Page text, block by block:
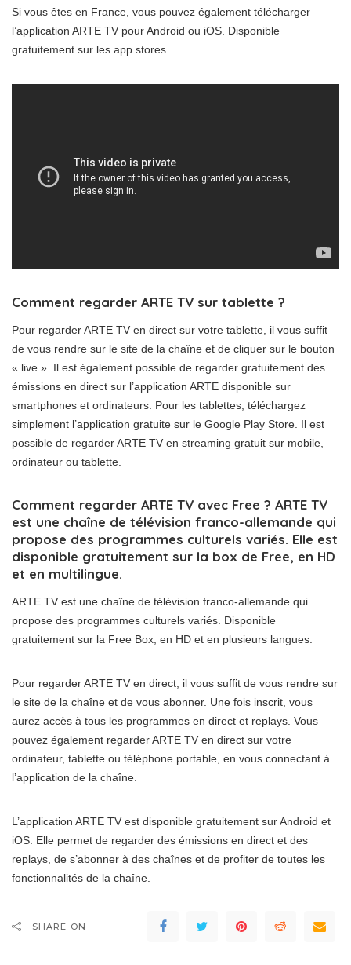
Si vous êtes en France, vous pouvez également télécharger
l’application ARTE TV pour Android ou iOS. Disponible
gratuitement sur les app stores.
Comment regarder ARTE TV sur tablette ?
Pour regarder ARTE TV en direct sur votre tablette, il vous suffit
de vous rendre sur le site de la chaîne et de cliquer sur le bouton
« live ». Il est également possible de regarder gratuitement des
émissions en direct sur l’application ARTE disponible sur
smartphones et ordinateurs. Pour les tablettes, téléchargez
simplement l’application gratuite sur le Google Play Store. Il est
possible de regarder ARTE TV en streaming gratuit sur mobile,
ordinateur ou tablette.
Comment regarder ARTE TV avec Free ? ARTE TV
est une chaîne de télévision franco-allemande qui
propose des programmes culturels variés. Elle est
disponible gratuitement sur la box de Free, en HD
et en multilingue.
ARTE TV est une chaîne de télévision franco-allemande qui
propose des programmes culturels variés. Disponible
gratuitement sur la Free Box, en HD et en plusieurs langues.
Pour regarder ARTE TV en direct, il vous suffit de vous rendre sur
le site de la chaîne et de vous abonner. Une fois inscrit, vous
aurez accès à tous les programmes en direct et replays. Vous
pouvez également regarder ARTE TV en direct sur votre
ordinateur, tablette ou téléphone portable, en vous connectant à
l’application de la chaîne.
L’application ARTE TV est disponible gratuitement sur Android et
iOS. Elle permet de regarder des émissions en direct et des
replays, de s’abonner à des chaînes et de profiter de toutes les
fonctionnalités de la chaîne.
SHARE ON